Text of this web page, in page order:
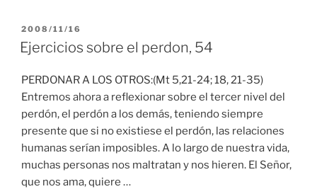
55”
PUBLICADO
EL
2008/11/16
Ejercicios sobre el perdon, 54
PERDONAR A LOS OTROS:(Mt 5,21-24; 18, 21-35)
Entremos ahora a reflexionar sobre el tercer nivel del
perdón, el perdón a los demás, teniendo siempre
presente que si no existiese el perdón, las relaciones
humanas serían imposibles. A lo largo de nuestra vida,
muchas personas nos maltratan y nos hieren. El Señor,
que nos ama, quiere …